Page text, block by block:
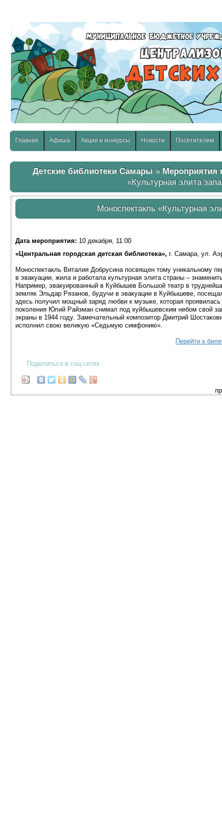
Главная Афиша Акции и конкурсы Новости Посетителям
Детские библиотеки Самары» Мероприятия
«Культурная элита
Моноспектакль «Культурная
Дата мероприятия: 10 декабря, 11:00
«Центральная городская детская библиотека», г. Самара, ул.
Моноспектакль Виталия Добрусина посвящен тому уникальному
в эвакуации, жила и работала культурная элита страны –
Например, эвакуированный в Куйбышев Большой театр в
земляк Эльдар Рязанов, будучи в эвакуации в Куйбышеве,
здесь получил мощный заряд любви к музыке, которая
поколения Юлий Райзман снимал под куйбышевским небом свой
экраны в 1944 году. Замечательный композитор Дмитрий
исполнил свою великую «Седьмую симфонию».
Перейти к
Поделиться в соц.сетях